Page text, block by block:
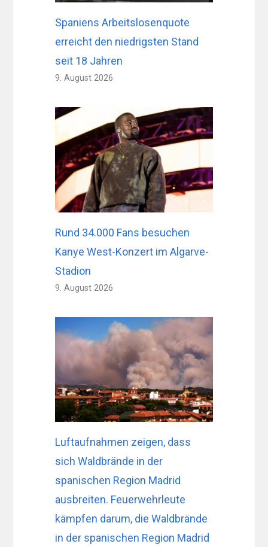
Spaniens Arbeitslosenquote
erreicht den niedrigsten Stand
seit 18 Jahren
9. August 2026
Rund 34.000 Fans besuchen
Kanye West-Konzert im Algarve-
Stadion
9. August 2026
Luftaufnahmen zeigen, dass
sich Waldbrände in der
spanischen Region Madrid
ausbreiten. Feuerwehrleute
kämpfen darum, die Waldbrände
in der spanischen Region Madrid